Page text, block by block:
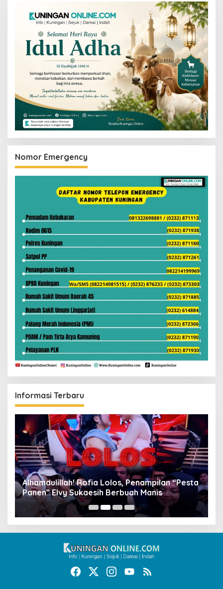
Nomor Emergency
Informasi Terbaru
Alhamdulillah! Rofia Lolos, Penampilan “Pesta
Panen” Elvy Sukaesih Berbuah Manis